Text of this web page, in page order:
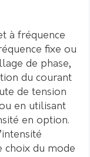
à fréquence
fixe ou
de phase,
du courant
de tension
en utilisant
en option.
choix du mode